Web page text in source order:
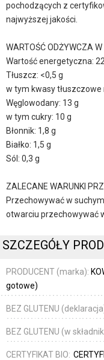
pochodzących z
najwyższej jakości.
WARTOŚĆ ODŻYWCZA
Wartość energetyczna:
Tłuszcz: <0,5 g
w tym kwasy tłuszczowe
Węglowodany: 13 g
w tym cukry: 10 g
Błonnik: 1,8 g
Białko: 1,5 g
Sól: 0,3 g
ZALECANE WARUNKI
Przechowywać w
otwarciu przechowywać
SZCZEGÓŁY
PRODUCENT (marka):
gotowe)
BEZ GLUTENU
BEZ GLUTENU (w
CERTYFIKAT BIO: